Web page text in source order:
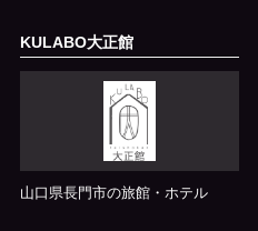
KULABO大正館
山口県長門市の旅館・ホテル